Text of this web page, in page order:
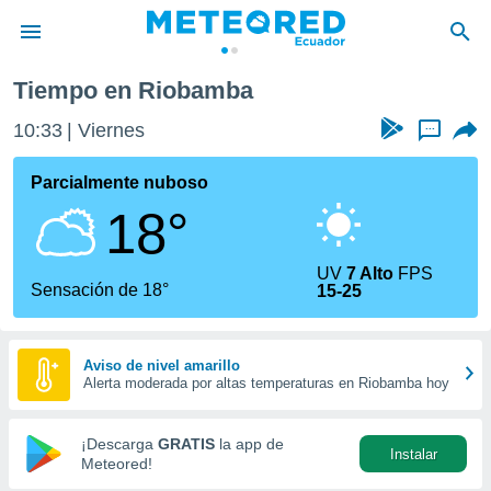
de
ha
que se
calidad.
a este
las
y
forma
digital
basada
Tiempo en Riobamba
10:33 Viernes ...
Parcialmente nuboso
18°
Sensación de 18°
UV7 Alto FPS
15-25
Aviso de nivel amarillo
Alerta moderada por altas temperaturas en Riobamba hoy
¡Descarga GRATIS la app de
Meteored!
Instalar